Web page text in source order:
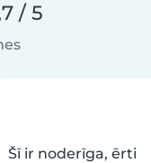
/ 5
Šī ir noderīga, ērti